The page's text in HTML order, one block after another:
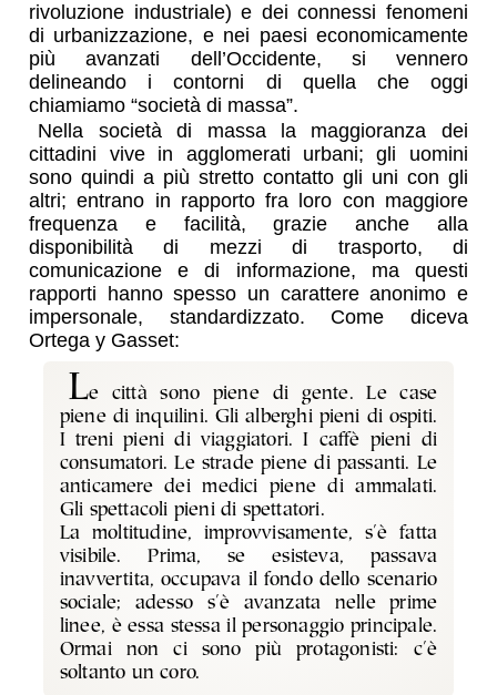
rivoluzione industriale) e dei connessi fenomeni
di urbanizzazione, e nei paesi economicamente
più avanzati dell’Occidente, si vennero
delineando i contorni di quella che oggi
chiamiamo “società di massa”.
Nella società di massa la maggioranza dei
cittadini vive in agglomerati urbani; gli uomini
sono quindi a più stretto contatto gli uni con gli
altri; entrano in rapporto fra loro con maggiore
frequenza e facilità, grazie anche alla
disponibilità di mezzi di trasporto, di
comunicazione e di informazione, ma questi
rapporti hanno spesso un carattere anonimo e
impersonale, standardizzato. Come diceva
Ortega y Gasset:
Le città sono piene di gente. Le case
piene di inquilini. Gli alberghi pieni di ospiti.
I treni pieni di viaggiatori. I caffè pieni di
consumatori. Le strade piene di passanti. Le
anticamere dei medici piene di ammalati.
Gli spettacoli pieni di spettatori.
La moltitudine, improvvisamente, s'è fatta
visibile. Prima, se esisteva, passava
inavvertita, occupava il fondo dello scenario
sociale; adesso s'è avanzata nelle prime
linee, è essa stessa il personaggio principale.
Ormai non ci sono più protagonisti: c'è
soltanto un coro.